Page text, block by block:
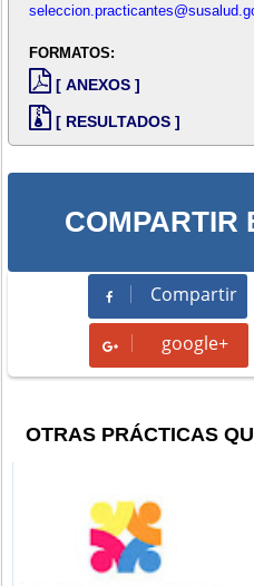
FORMATOS:
[ ANEXOS ]
[ RESULTADOS ]
COMPARTIR
Compartir
Compartir
google+
OTRAS PRÁCTICAS